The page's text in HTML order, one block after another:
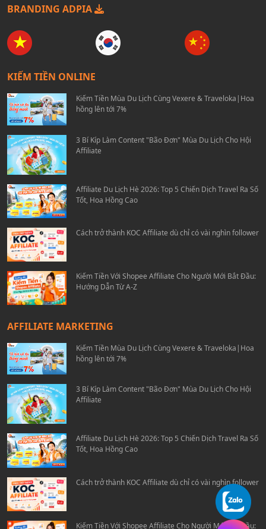
BRANDING ADPIA
KIẾM TIỀN ONLINE
Kiếm Tiền Mùa Du Lịch Cùng Vexere & Traveloka|Hoa
hồng lên tới 7%
3 Bí Kíp Làm Content "Bão Đơn" Mùa Du Lịch Cho Hội
Affiliate
Affiliate Du Lịch Hè 2026: Top 5 Chiến Dịch Travel Ra Số
Tốt, Hoa Hồng Cao
Cách trở thành KOC Affiliate dù chỉ có vài nghìn follower
Kiếm Tiền Với Shopee Affiliate Cho Người Mới Bắt Đầu:
Hướng Dẫn Từ A-Z
AFFILIATE MARKETING
Kiếm Tiền Mùa Du Lịch Cùng Vexere & Traveloka|Hoa
hồng lên tới 7%
3 Bí Kíp Làm Content "Bão Đơn" Mùa Du Lịch Cho Hội
Affiliate
Affiliate Du Lịch Hè 2026: Top 5 Chiến Dịch Travel Ra Số
Tốt, Hoa Hồng Cao
Cách trở thành KOC Affiliate dù chỉ có vài nghìn follower
Kiếm Tiền Với Shopee Affiliate Cho Người Mới Bắt Đầu: